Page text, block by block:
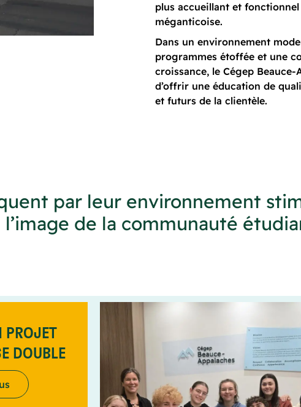
plus accueillant et
méganticoise.
Dans un environnement
programmes étoffée et une
croissance, le Cégep
d’offrir une éducation de
et futurs de la clientèle.
par leur environnement
de la communauté
PROJET
DOUBLE